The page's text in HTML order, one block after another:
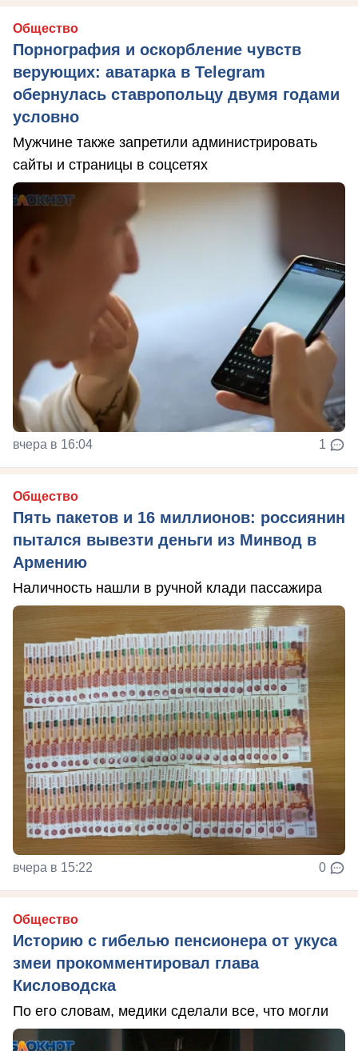
Общество
Порнография и оскорбление чувств
верующих: аватарка в Telegram
обернулась ставропольцу двумя годами
условно
Мужчине также запретили администрировать
сайты и страницы в соцсетях
вчера в 16:04 1
Общество
Пять пакетов и 16 миллионов: россиянин
пытался вывезти деньги из Минвод в
Армению
Наличность нашли в ручной клади пассажира
вчера в 15:22 0
Общество
Историю с гибелью пенсионера от укуса
змеи прокомментировал глава
Кисловодска
По его словам, медики сделали все, что могли